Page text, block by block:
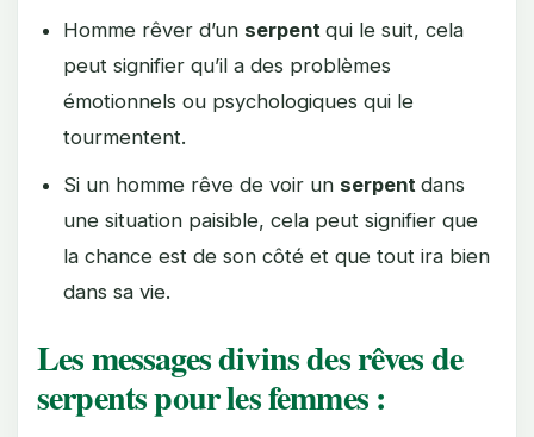
Homme rêver d’un serpent qui le suit, cela
peut signifier qu’il a des problèmes
émotionnels ou psychologiques qui le
tourmentent.
Si un homme rêve de voir un serpent dans
une situation paisible, cela peut signifier que
la chance est de son côté et que tout ira bien
dans sa vie.
Les messages divins des rêves de
serpents pour les femmes :